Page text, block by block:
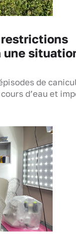
restrictions
une
de
d’eau et